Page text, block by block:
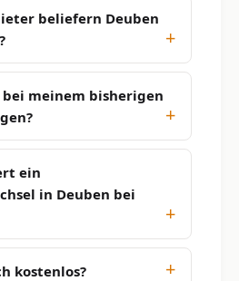
beliefern Deuben
bei meinem bisherigen
ein
in Deuben bei
kostenlos?